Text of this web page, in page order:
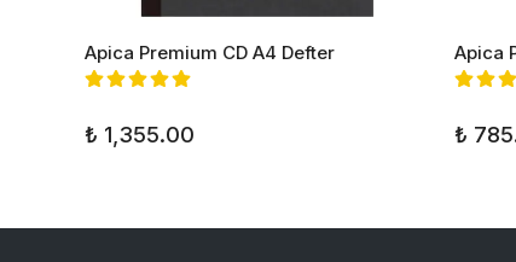
Apica Premium CD A4 Defter
₺ 1,355.00
Apica
₺